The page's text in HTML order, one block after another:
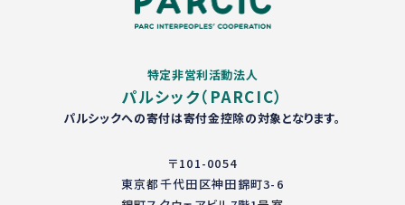
特定非営利活動法人
パルシック（PARCIC）
パルシックへの寄付は寄付金控除の対象となります。
〒101-0054
東京都千代田区神田錦町3-6